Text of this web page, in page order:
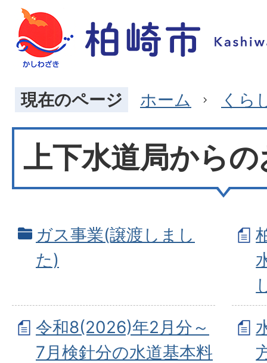
現在のページ ホーム くら
上下水道局から
ガス事業(譲渡しまし
た)
令和8(2026)年2月分～
7月検針分の水道基本料